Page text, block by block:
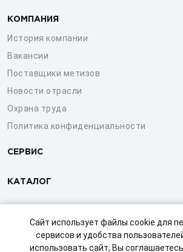
Сайт использует файлы cookie для
сервисов и удобства
использовать сайт, Вы
КОМПАНИЯ
История компании
Вакансии
Поставщики метизов
Новости отрасли
Охрана труда
Политика конфиденциальности
СЕРВИС
КАТАЛОГ